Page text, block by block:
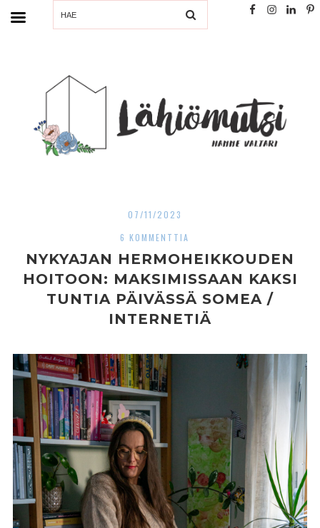
SEARCH
07/11/2023
6 KOMMENTTIA
NYKYAJAN HERMOHEIKKOUDEN
HOITOON: MAKSIMISSAAN KAKSI
TUNTIA PÄIVÄSSÄ SOMEA /
INTERNETIÄ